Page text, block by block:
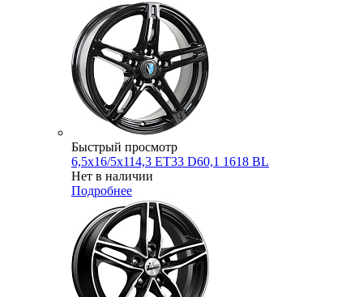
Быстрый просмотр
6,5x16/5x114,3 ET33 D60,1 1618 BL
Нет в наличии
Подробнее